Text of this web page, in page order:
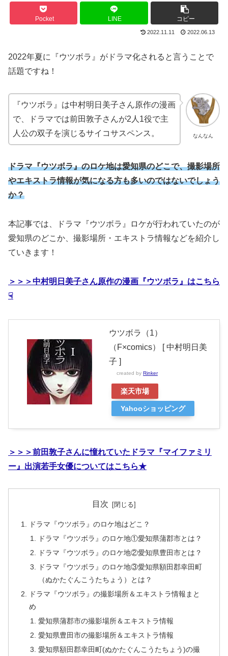
Pocket LINE コピー
2022.11.11 2022.06.13
2022年夏に『ウツボラ』がドラマ化されると言うことで
話題ですね！
なんなん
『ウツボラ』は中村明日美子さん原作の漫画
で、ドラマでは前田敦子さんが2人1役で主
人公の双子を演じるサイコサスペンス。
ドラマ『ウツボラ』のロケ地は愛知県のどこで、撮影場所
やエキストラ情報が気になる方も多いのではないでしょう
か？
本記事では、ドラマ『ウツボラ』ロケが行われていたのが
愛知県のどこか、撮影場所・エキストラ情報などを紹介し
ていきます！
＞＞＞中村明日美子さん原作の漫画『ウツボラ』はこちら
☟
ウツボラ（1）
（F×comics） [ 中村明日美
子 ]
created by Rinker
楽天市場
Yahooショッピング
＞＞＞前田敦子さんに憧れていたドラマ『マイファミリ
ー』出演若手女優についてはこちら★
目次
ドラマ『ウツボラ』のロケ地はどこ？
ドラマ『ウツボラ』のロケ地①愛知県蒲郡市とは？
ドラマ『ウツボラ』のロケ地②愛知県豊田市とは？
ドラマ『ウツボラ』のロケ地③愛知県額田郡幸田町
（ぬかたぐんこうたちょう）とは？
ドラマ『ウツボラ』の撮影場所＆エキストラ情報まと
め
愛知県蒲郡市の撮影場所＆エキストラ情報
愛知県豊田市の撮影場所＆エキストラ情報
愛知県額田郡幸田町(ぬかたぐんこうたちょう)の撮